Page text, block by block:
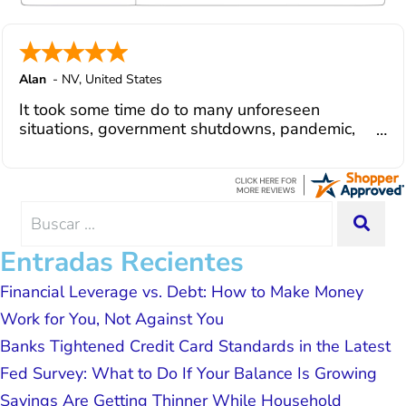
team of professionals who are
courteous, knowledgeable and are
debt management unique to me and my
situation. Each person I have worked
hope. I look forward to better days for
possible because of J Miller, and I am
Alan - NV, United States
It took some time do to many unforeseen
situations, government shutdowns, pandemic,
Search
Entradas Recientes
Financial Leverage vs. Debt: How to Make Money
Work for You, Not Against You
Banks Tightened Credit Card Standards in the Latest
Fed Survey: What to Do If Your Balance Is Growing
Savings Are Getting Thinner While Household